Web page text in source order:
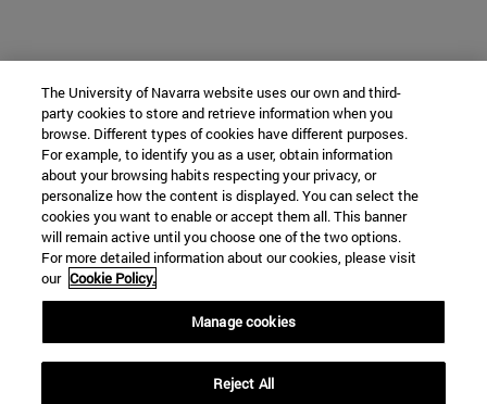
The University of Navarra website uses our own and third-
party cookies to store and retrieve information when you
browse. Different types of cookies have different purposes.
For example, to identify you as a user, obtain information
about your browsing habits respecting your privacy, or
personalize how the content is displayed. You can select the
cookies you want to enable or accept them all. This banner
will remain active until you choose one of the two options.
For more detailed information about our cookies, please visit
our Cookie Policy.
Manage cookies
Reject All